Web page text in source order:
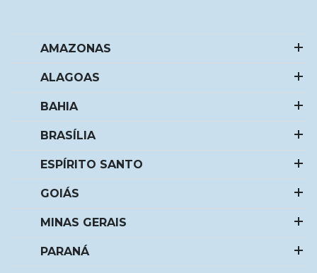
AMAZONAS
ALAGOAS
BAHIA
BRASÍLIA
ESPÍRITO SANTO
GOIÁS
MINAS GERAIS
PARANÁ